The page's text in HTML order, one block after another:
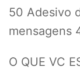
50 Adesivo
mensagens
O QUE VC